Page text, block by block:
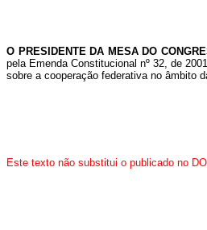
O PRESIDENTE DA MESA DO
pela Emenda Constitucional nº 32, de
sobre a cooperação federativa no âmbito
Este texto não substitui o publicado no